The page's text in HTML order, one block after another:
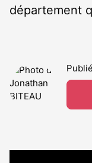
département